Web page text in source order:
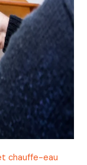
chauffe-eau